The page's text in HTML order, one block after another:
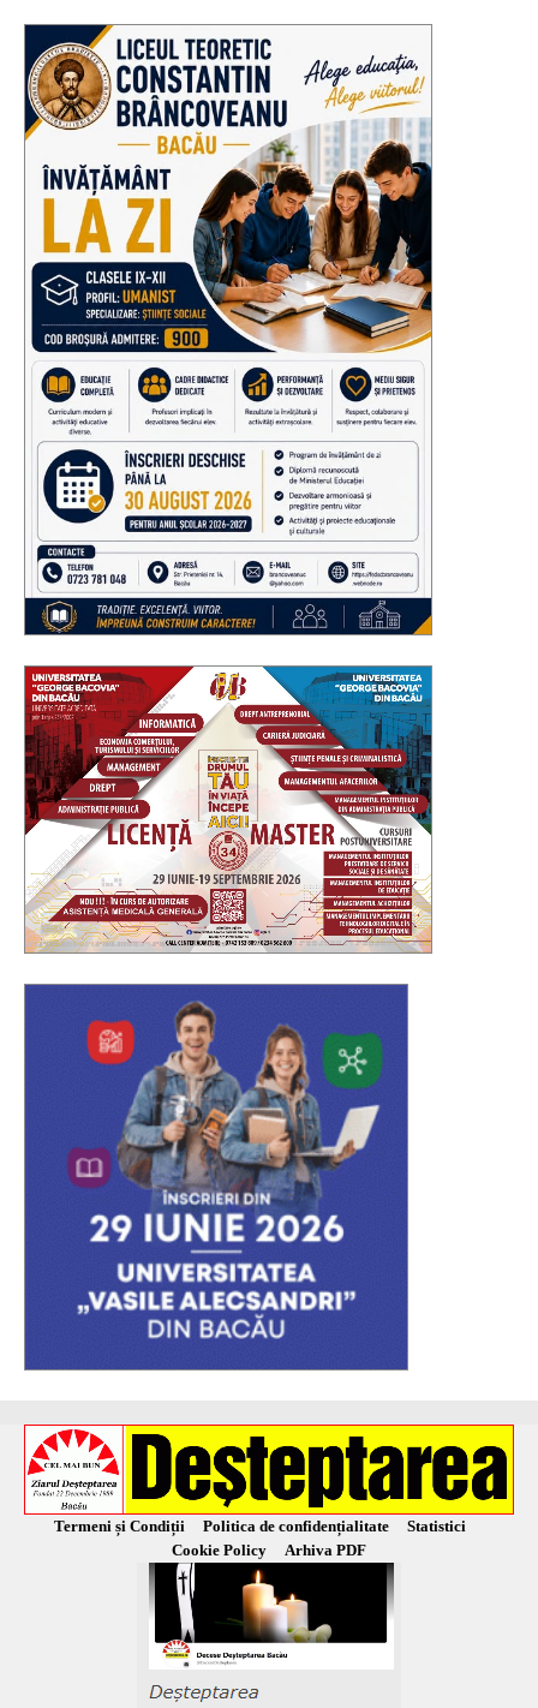
Termeni și Condiții Politica de confidențialitate
Statistici
Cookie Policy
Arhiva PDF